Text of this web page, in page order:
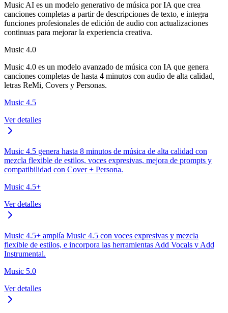
Music AI es un modelo generativo de música por IA que crea
canciones completas a partir de descripciones de texto, e integra
funciones profesionales de edición de audio con actualizaciones
continuas para mejorar la experiencia creativa.
Music 4.0
Music 4.0 es un modelo avanzado de música con IA que genera
canciones completas de hasta 4 minutos con audio de alta calidad,
letras ReMi, Covers y Personas.
Music 4.5
Ver detalles
Music 4.5 genera hasta 8 minutos de música de alta calidad con
mezcla flexible de estilos, voces expresivas, mejora de prompts y
compatibilidad con Cover + Persona.
Music 4.5+
Ver detalles
Music 4.5+ amplía Music 4.5 con voces expresivas y mezcla
flexible de estilos, e incorpora las herramientas Add Vocals y Add
Instrumental.
Music 5.0
Ver detalles